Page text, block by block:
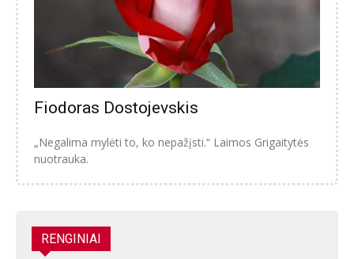
Fiodoras Dostojevskis
„Negalima mylėti to, ko nepažįsti.“ Laimos Grigaitytės
nuotrauka.
RENGINIAI